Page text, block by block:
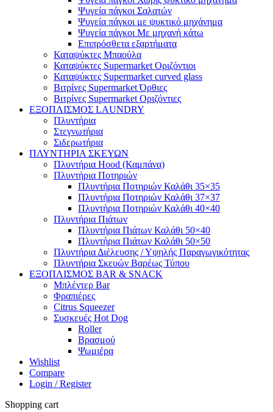
Ψυγεία πάγκοι Σαλατών
Ψυγεία πάγκοι με ψυκτικό μηχάνημα
Ψυγεία πάγκοι Με μηχανή κάτω
Επιπρόσθετα εξαρτήματα
Καταψύκτες Μπαούλα
Καταψύκτες Supermarket Οριζόντιοι
Καταψύκτες Supermarket curved glass
Βιτρίνες Supermarket Όρθιες
Βιτρίνες Supermarket Οριζόντιες
ΕΞΟΠΛΙΣΜΟΣ LAUNDRY
Πλυντήρια
Στεγνωτήρια
Σιδερωτήρια
ΠΛΥΝΤΗΡΙΑ ΣΚΕΥΩΝ
Πλυντήρια Hood (Καμπάνα)
Πλυντήρια Ποτηριών
Πλυντήρια Ποτηριών Καλάθι 35×35
Πλυντήρια Ποτηριών Καλάθι 37×37
Πλυντήρια Ποτηριών Καλάθι 40×40
Πλυντήρια Πιάτων
Πλυντήρια Πιάτων Καλάθι 50×40
Πλυντήρια Πιάτων Καλάθι 50×50
Πλυντήρια Διέλευσης / Υψηλής Παραγωγικότητας
Πλυντήρια Σκευών Βαρέως Τύπου
ΕΞΟΠΛΙΣΜΟΣ BAR & SNACK
Μπλέντερ Bar
Φραπιέρες
Citrus Squeezer
Συσκευές Hot Dog
Roller
Βρασμού
Ψωμιέρα
Wishlist
Compare
Login / Register
Shopping cart